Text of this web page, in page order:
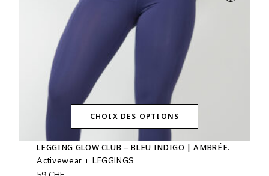
CHOIX DES OPTIONS
Ce
produit
a
LEGGING GLOW CLUB – BLEU INDIGO | AMBRÉE.
Activewear
LEGGINGS